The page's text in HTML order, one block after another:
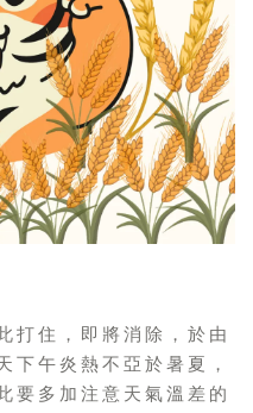
打住，即將消除，於由
下午炎熱不亞於暑夏，
要多加注意天氣溫差的